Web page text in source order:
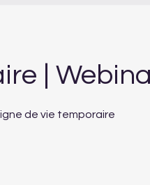
|
de vie temporaire